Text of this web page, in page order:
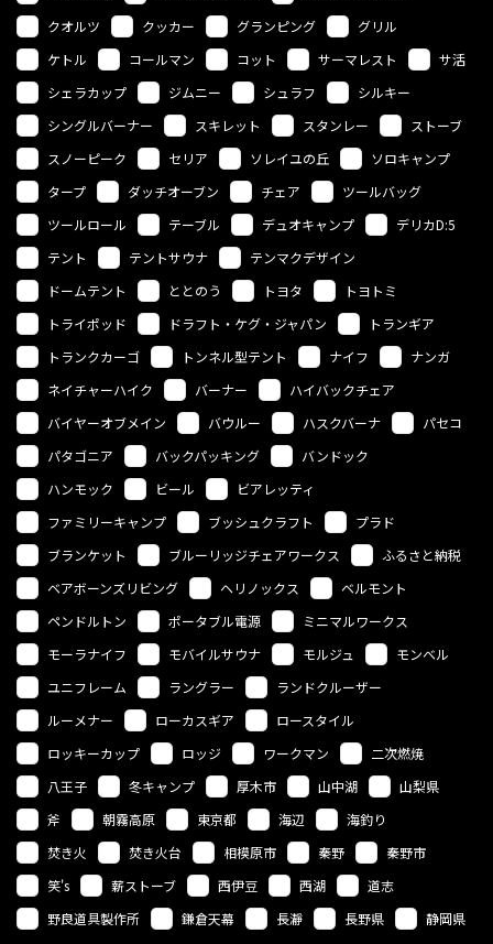
クオルツ
クッカー グランピング
グリル
ケトル
コールマン コット サーマレスト
サ活
シェラカップ
ジムニー シュラフ
シルキー
シングルバーナー
スキレット スタンレー
ストーブ
スノーピーク
セリア ソレイユの丘
ソロキャンプ
タープ
ダッチオーブン チェア
ツールバッグ
ツールロール
テーブル デュオキャンプ
デリカD:5
テント
テントサウナ
テンマクデザイン
ドームテント
ととのう トヨタ
トヨトミ
トライポッド
ドラフト・ケグ・ジャパン
トランギア
トランクカーゴ
トンネル型テント ナイフ
ナンガ
ネイチャーハイク
バーナー
ハイバックチェア
バイヤーオブメイン
バウルー ハスクバーナ
パセコ
パタゴニア
バックパッキング
バンドック
ハンモック
ビール
ビアレッティ
ファミリーキャンプ
ブッシュクラフト
プラド
ブランケット
ブルーリッジチェアワークス
ふるさと納税
ベアボーンズリビング
ヘリノックス
ベルモント
ペンドルトン
ポータブル電源
ミニマルワークス
モーラナイフ
モバイルサウナ モルジュ
モンベル
ユニフレーム
ラングラー
ランドクルーザー
ルーメナー
ローカスギア
ロースタイル
ロッキーカップ
ロッジ ワークマン
二次燃焼
八王子
冬キャンプ 厚木市 山中湖
山梨県
斧
朝霧高原 東京都 海辺
海釣り
焚き火
焚き火台 相模原市 秦野
秦野市
笑's
薪ストーブ 西伊豆 西湖
道志
野良道具製作所
鎌倉天幕 長瀞 長野県 静岡県